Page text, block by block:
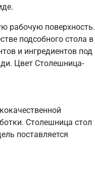
рабочую поверхность.
подсобного стола в
и ингредиентов под
Цвет Столешница-
Столешница стол
поставляется